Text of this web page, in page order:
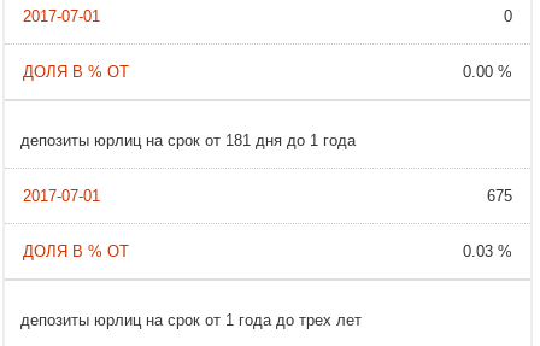
0
0.00 %
депозиты юрлиц на срок от 181 дня до 1 года
675
0.03 %
депозиты юрлиц на срок от 1 года до трех лет